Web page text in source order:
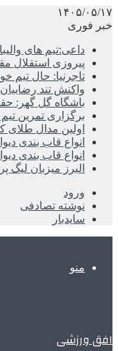
۱۴۰۵/۰۵/۱۷
خبر فوری
داعی:تیم های
پیروزی استقلال
تاجرنیا: حال تیم
واکنش تند
باشگاه گل گهر:
برگزاری تمرین
اولین مدال
انواع قاب بندی
انواع قاب بندی
البرز میزبان لیگ
ورود
نوشته تصادفی
سایدبار
منو
افق ورزشی